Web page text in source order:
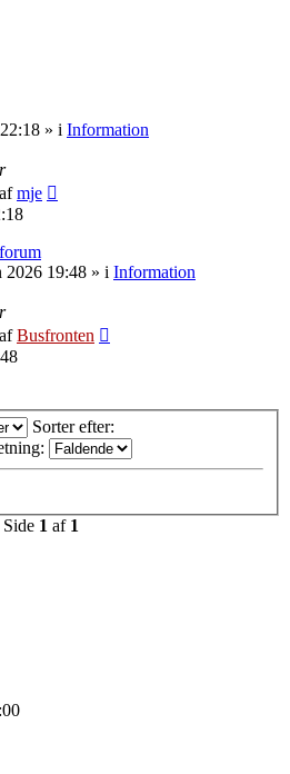
» i Information
afmje
2026 19:48 » i Information
afBusfronten
Sorter efter:
Side 1 af 1